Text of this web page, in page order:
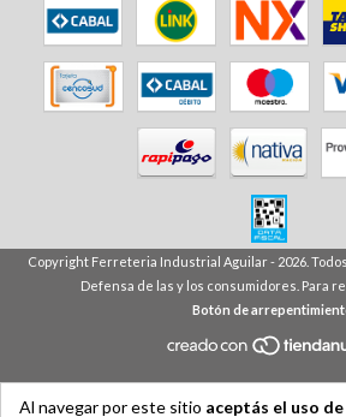
Al navegar por este sitio aceptás el uso
Copyright Ferreteria Industrial Aguilar - 2026.
Defensa de las y los consumidores. Para
Botón de